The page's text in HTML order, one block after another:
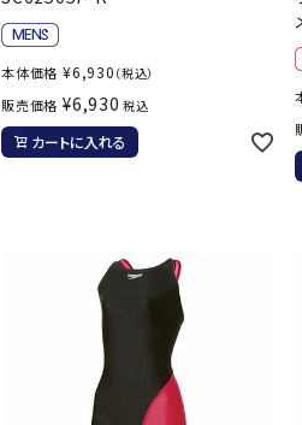
本体価格 ¥6,930 （税込）
販売価格 ¥6,930 税込
カートに入れる